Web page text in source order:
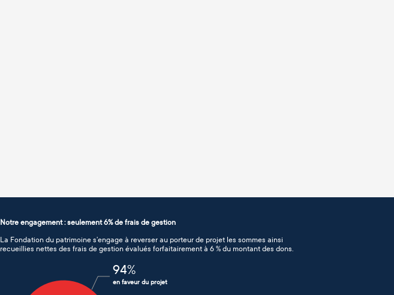
Notre engagement : seulement 6% de frais de gestion
La Fondation du patrimoine s’engage à reverser au porteur de projet les sommes ainsi
recueillies nettes des frais de gestion évalués forfaitairement à 6 % du montant des dons.
94%
en faveur du projet